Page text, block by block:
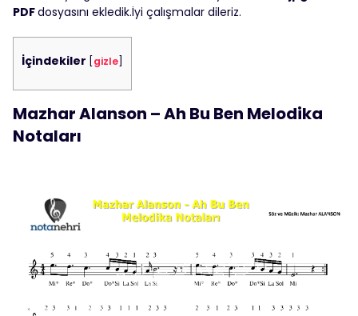
PDFdosyasını ekledik.İyi çalışmalar dileriz.
İçindekiler gizle
Mazhar Alanson – Ah Bu Ben Melodika
Notaları